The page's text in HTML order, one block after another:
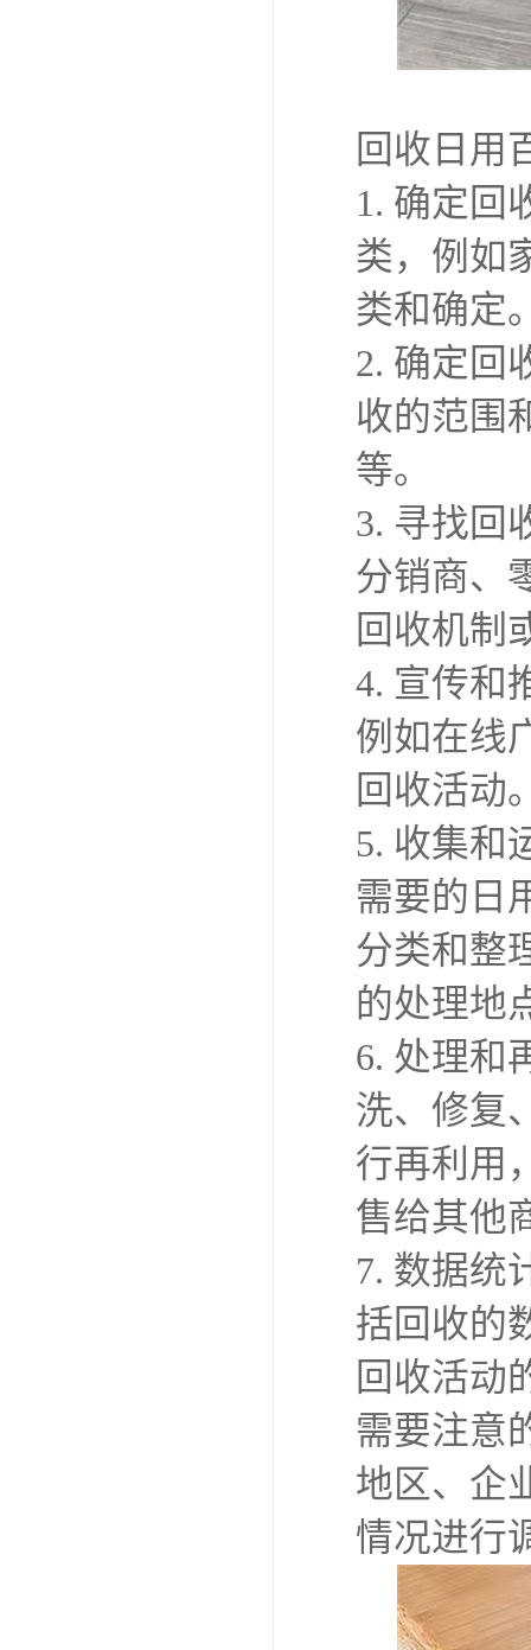
回收日用
1. 确定回
类，例如
类和确定
2. 确定回
收的范围
等。
3. 寻找回
分销商、
回收机制
4. 宣传和
例如在线
回收活动
5. 收集和
需要的日
分类和整
的处理地
6. 处理和
洗、修复
行再利用
售给其他
7. 数据统
括回收的
回收活动
需要注意
地区、企
情况进行